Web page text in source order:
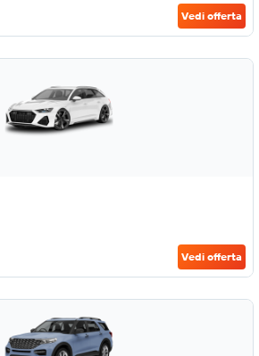
Vedi offerta
Vedi offerta